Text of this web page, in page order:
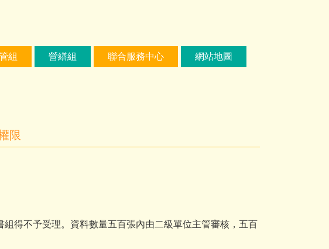
組 營繕組 聯合服務中心 網站地圖
限
得不予受理。 資料數量五百張內由二級單位主管審核，五百